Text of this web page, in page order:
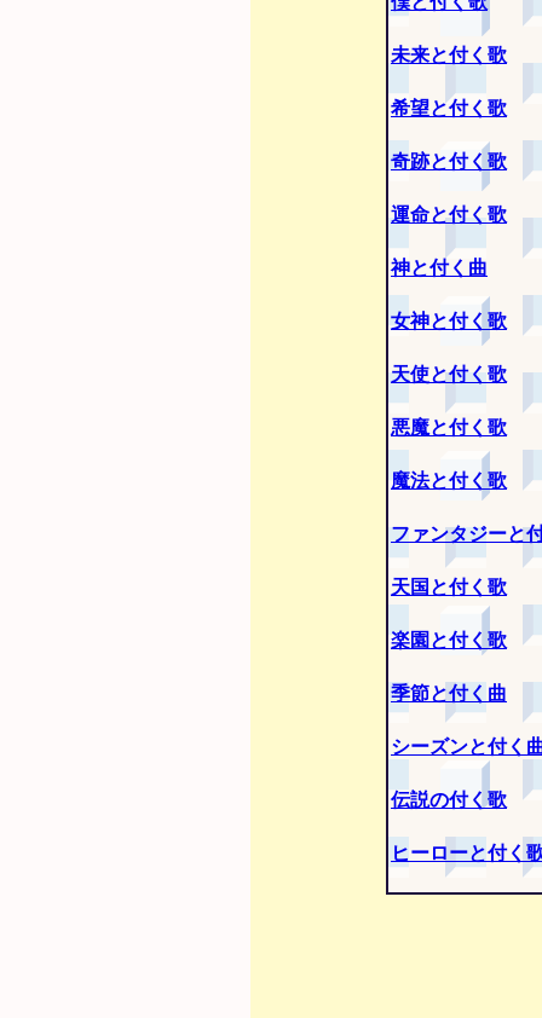
未来と付く歌
希望と付く歌
奇跡と付く歌
運命と付く歌
神と付く曲
女神と付く歌
天使と付く歌
悪魔と付く歌
魔法と付く歌
ファンタジーと
天国と付く歌
楽園と付く歌
季節と付く曲
シーズンと付く
伝説の付く歌
ヒーローと付く